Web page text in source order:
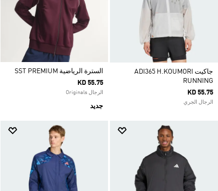
جاكيت ADI365 H.KOUMORI
RUNNING
KD 55.75
الرجال الجري
السترة الرياضية SST PREMIUM
KD 55.75
الرجال Originals
جديد